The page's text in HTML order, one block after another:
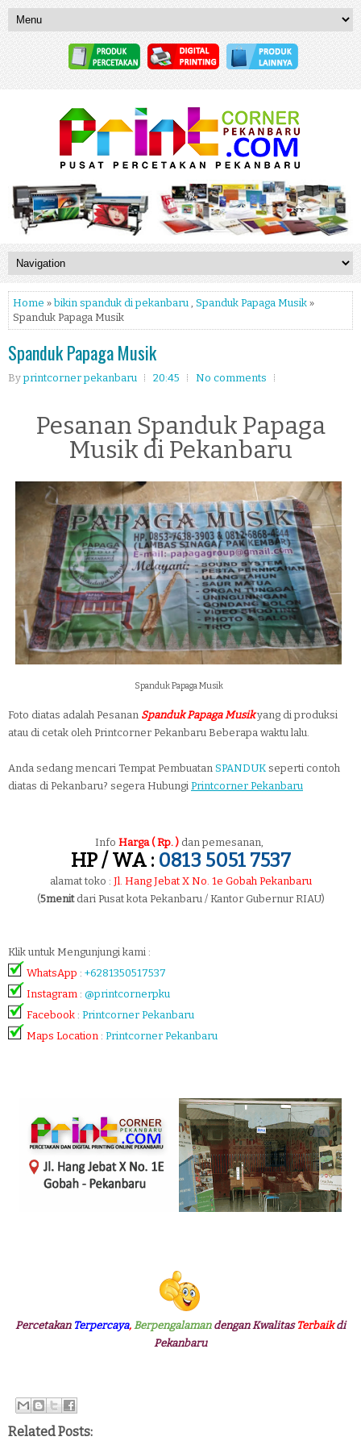
Home »bikin spanduk di pekanbaru Spanduk Papaga Musik »
Spanduk Papaga Musik
Spanduk Papaga Musik
Byprintcorner pekanbaru 20:45 No comments
Pesanan Spanduk Papaga
Musik di Pekanbaru
Spanduk Papaga Musik
Foto diatas adalah Pesanan Spanduk Papaga Musikyang di produksi
atau di cetak oleh Printcorner Pekanbaru Beberapa waktu lalu.
Anda sedang mencari Tempat Pembuatan SPANDUK seperti contoh
diatas di Pekanbaru? segera Hubungi Printcorner Pekanbaru
Info Harga ( Rp. ) dan pemesanan,
HP / WA : 0813 5051 7537
alamat toko : Jl. Hang Jebat X No. 1e Gobah Pekanbaru
(5menitdari Pusat kota Pekanbaru / Kantor Gubernur RIAU)
Klik untuk Mengunjungi kami :
WhatsApp : +6281350517537
Instagram : @printcornerpku
Facebook : Printcorner Pekanbaru
Maps Location : Printcorner Pekanbaru
Percetakan Terpercaya, Berpengalamandengan Kwalitas Terbaik di
Pekanbaru
Related Posts: